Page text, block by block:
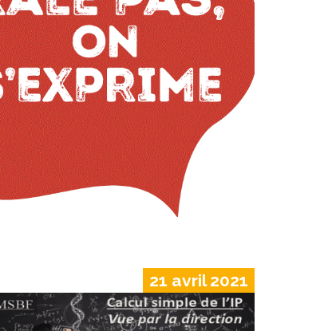
21 avril 2021